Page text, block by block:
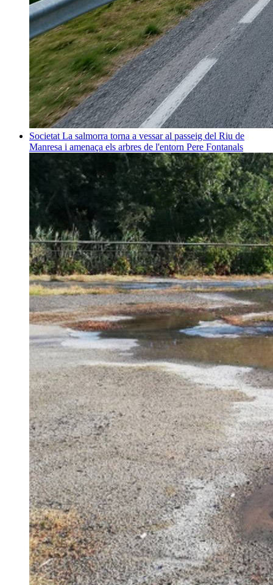
Societat La salmorra torna a vessar al passeig del Riu de
Manresa i amenaça els arbres de l'entorn Pere Fontanals